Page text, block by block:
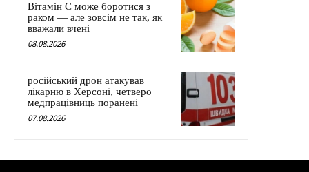
Вітамін C може боротися з
раком — але зовсім не так, як
вважали вчені
08.08.2026
російський дрон атакував
лікарню в Херсоні, четверо
медпрацівниць поранені
07.08.2026